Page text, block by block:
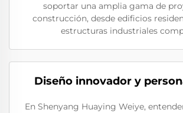
soportar una amplia gama de
construcción, desde edificios
estructuras industriales
Diseño innovador y
En Shenyang Huaying Weiye,